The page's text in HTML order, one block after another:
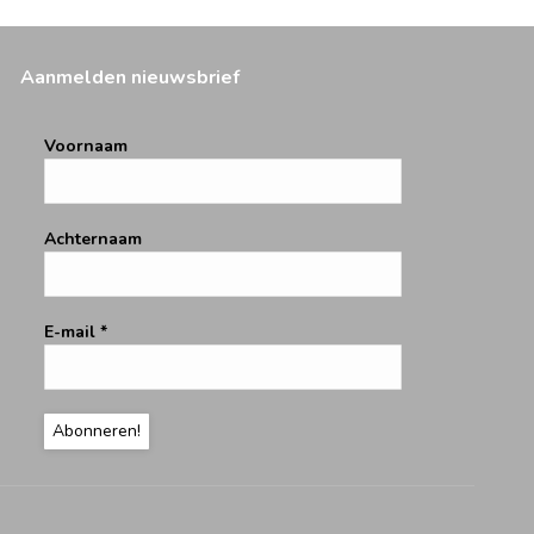
Aanmelden nieuwsbrief
Voornaam
Achternaam
E-mail *